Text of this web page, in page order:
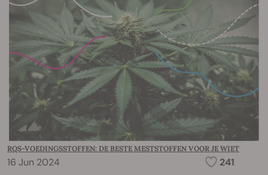
RQS-VOEDINGSSTOFFEN: DE BESTE MESTSTOFFEN VOOR JE WIET
16 Jun 2024 241